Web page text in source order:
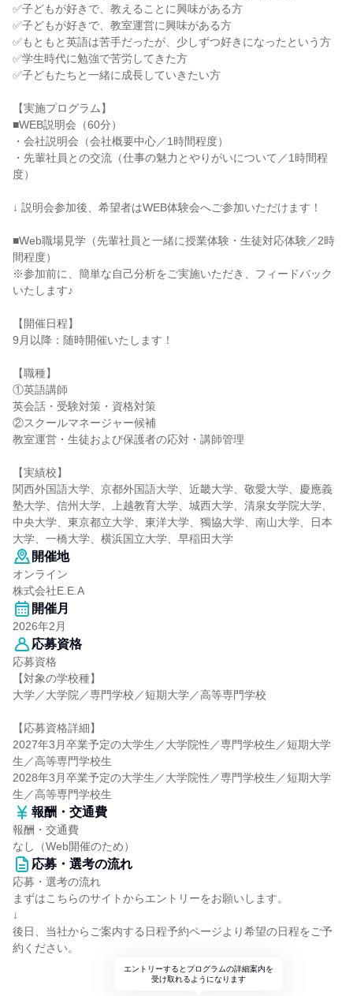
✅子どもが好きで、教えることに興味がある方
✅子どもが好きで、教室運営に興味がある方
✅もともと英語は苦手だったが、少しずつ好きになったという方
✅学生時代に勉強で苦労してきた方
✅子どもたちと一緒に成長していきたい方
【実施プログラム】
■WEB説明会（60分）
・会社説明会（会社概要中心／1時間程度）
・先輩社員との交流（仕事の魅力とやりがいについて／1時間程
度）
↓ 説明会参加後、希望者はWEB体験会へご参加いただけます！
■Web職場見学（先輩社員と一緒に授業体験・生徒対応体験／2時
間程度）
※参加前に、簡単な自己分析をご実施いただき、フィードバック
いたします♪
【開催日程】
9月以降：随時開催いたします！
【職種】
①英語講師
英会話・受験対策・資格対策
②スクールマネージャー候補
教室運営・生徒および保護者の応対・講師管理
【実績校】
関西外国語大学、京都外国語大学、近畿大学、敬愛大学、慶應義
塾大学、信州大学、上越教育大学、城西大学、清泉女学院大学、
中央大学、東京都立大学、東洋大学、獨協大学、南山大学、日本
大学、一橋大学、横浜国立大学、早稲田大学
開催地
オンライン
株式会社E.E.A
開催月
2026年2月
応募資格
応募資格
【対象の学校種】
大学／大学院／専門学校／短期大学／高等専門学校
【応募資格詳細】
2027年3月卒業予定の大学生／大学院性／専門学校生／短期大学
生／高等専門学校生
2028年3月卒業予定の大学生／大学院性／専門学校生／短期大学
生／高等専門学校生
報酬・交通費
報酬・交通費
なし（Web開催のため）
応募・選考の流れ
応募・選考の流れ
まずはこちらのサイトからエントリーをお願いします。
↓
後日、当社からご案内する日程予約ページより希望の日程をご予
約ください。
エントリーするとプログラムの詳細案内を
受け取れるようになります